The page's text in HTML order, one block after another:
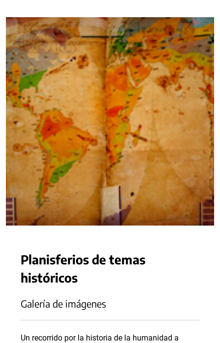
Planisferios de temas
históricos
Galería de imágenes
Un recorrido por la historia de la humanidad a